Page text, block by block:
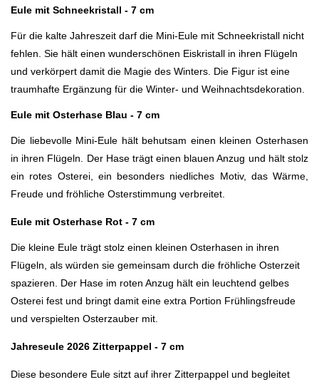
Eule mit Schneekristall - 7 cm
Für die kalte Jahreszeit darf die Mini-Eule mit Schneekristall nicht
fehlen. Sie hält einen wunderschönen Eiskristall in ihren Flügeln
und verkörpert damit die Magie des Winters. Die Figur ist eine
traumhafte Ergänzung für die Winter- und Weihnachtsdekoration.
Eule mit Osterhase Blau - 7 cm
Die liebevolle Mini-Eule hält behutsam einen kleinen Osterhasen
in ihren Flügeln. Der Hase trägt einen blauen Anzug und hält stolz
ein rotes Osterei, ein besonders niedliches Motiv, das Wärme,
Freude und fröhliche Osterstimmung verbreitet.
Eule mit Osterhase Rot - 7 cm
Die kleine Eule trägt stolz einen kleinen Osterhasen in ihren
Flügeln, als würden sie gemeinsam durch die fröhliche Osterzeit
spazieren. Der Hase im roten Anzug hält ein leuchtend gelbes
Osterei fest und bringt damit eine extra Portion Frühlingsfreude
und verspielten Osterzauber mit.
Jahreseule 2026 Zitterpappel - 7 cm
Diese besondere Eule sitzt auf ihrer Zitterpappel und begleitet